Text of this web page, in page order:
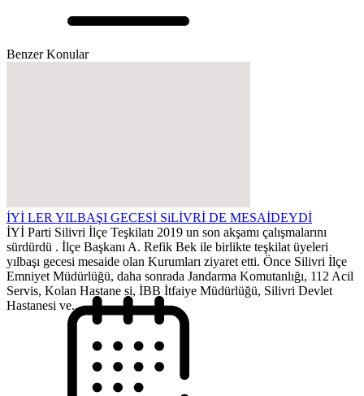
Benzer Konular
İYİ LER YILBAŞI GECESİ SiLİVRİ DE MESAİDEYDİ
İYİ Parti Silivri İlçe Teşkilatı 2019 un son akşamı çalışmalarını
sürdürdü . İlçe Başkanı A. Refik Bek ile birlikte teşkilat üyeleri
yılbaşı gecesi mesaide olan Kurumları ziyaret etti. Önce Silivri İlçe
Emniyet Müdürlüğü, daha sonrada Jandarma Komutanlığı, 112 Acil
Servis, Kolan Hastane si, İBB İtfaiye Müdürlüğü, Silivri Devlet
Hastanesi ve...